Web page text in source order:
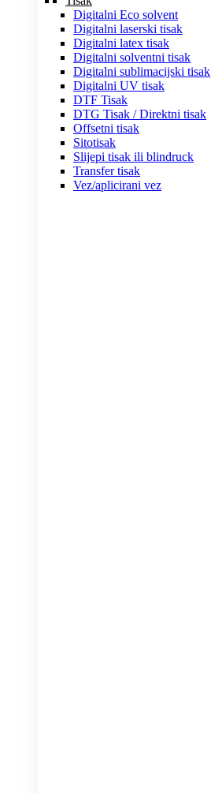
Digitalni Eco solvent
Digitalni laserski tisak
Digitalni latex tisak
Digitalni solventni tisak
Digitalni sublimacijski tisak
Digitalni UV tisak
DTF Tisak
DTG Tisak / Direktni tisak
Offsetni tisak
Sitotisak
Slijepi tisak ili blindruck
Transfer tisak
Vez/aplicirani vez